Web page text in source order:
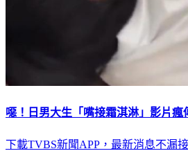
噁！日男大生「嘴接霜淇淋」影片
下載TVBS新聞APP，最新消息不漏接